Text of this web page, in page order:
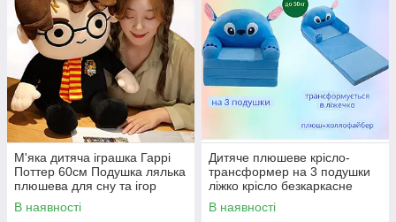
М'яка дитяча іграшка Гаррі
Поттер 60см Подушка лялька
плюшева для сну та ігор
В наявності
Дитяче плюшеве крісло-
трансформер на 3 подушки
ліжко крісло безкаркасне
синій Стіч Розкладний диван
іграшка до 50кг від 1 до 5р
В наявності